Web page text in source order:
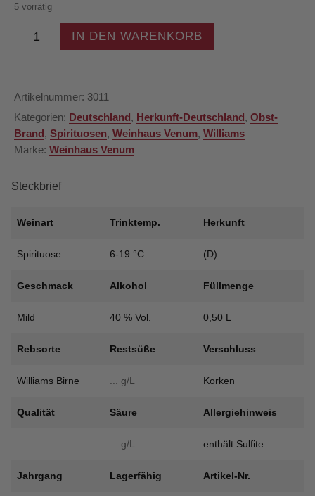
5 vorrätig
Christ
40%
Menge
IN DEN WARENKORB
Artikelnummer: 3011
Kategorien: Deutschland, Herkunft-Deutschland, Obst-
Brand, Spirituosen, Weinhaus Venum, Williams
Marke: Weinhaus Venum
Steckbrief
Weinart Trinktemp. Herkunft
Spirituose 6-19 °C (D)
Geschmack Alkohol Füllmenge
Mild 40 % Vol. 0,50 L
Rebsorte Restsüße Verschluss
Williams Birne ... g/L Korken
Qualität Säure Allergiehinweis
... g/L enthält Sulfite
Jahrgang Lagerfähig Artikel-Nr.